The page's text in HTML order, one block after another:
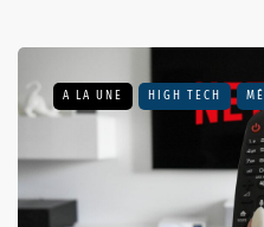
A LA UNE HIGH TECH